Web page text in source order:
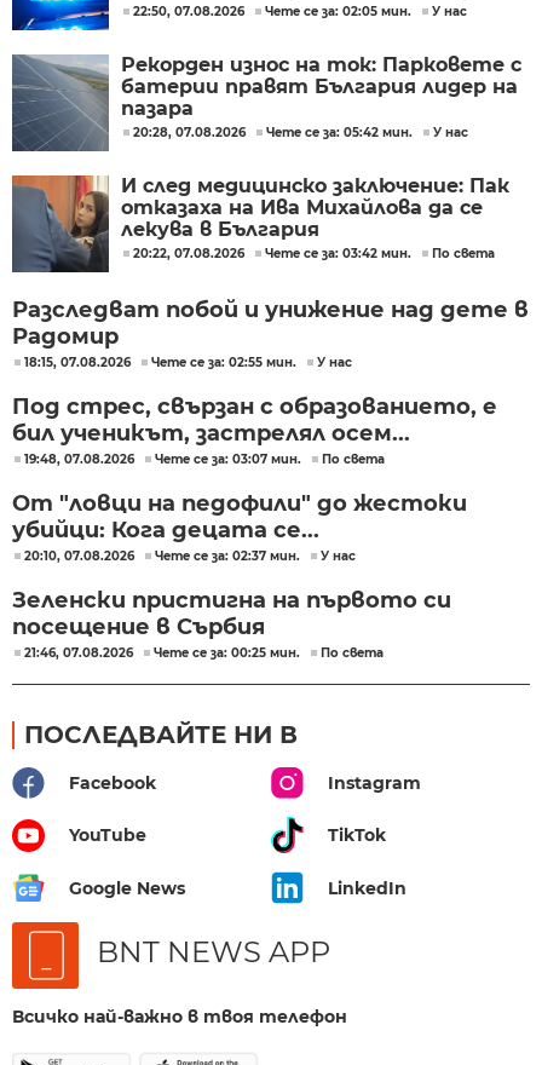
22:50, 07.08.2026 Чете се за: 02:05 мин. У нас
Рекорден износ на ток: Парковете с
батерии правят България лидер на
пазара
20:28, 07.08.2026 Чете се за: 05:42 мин. У нас
И след медицинско заключение: Пак
отказаха на Ива Михайлова да се
лекува в България
20:22, 07.08.2026 Чете се за: 03:42 мин. По света
Разследват побой и унижение над дете в
Радомир
18:15, 07.08.2026 Чете се за: 02:55 мин. У нас
Под стрес, свързан с образованието, е
бил ученикът, застрелял осем...
19:48, 07.08.2026 Чете се за: 03:07 мин. По света
От "ловци на педофили" до жестоки
убийци: Кога децата се...
20:10, 07.08.2026 Чете се за: 02:37 мин. У нас
Зеленски пристигна на първото си
посещение в Сърбия
21:46, 07.08.2026 Чете се за: 00:25 мин. По света
ПОСЛЕДВАЙТЕ НИ В
Facebook Instagram
YouTube TikTok
Google News LinkedIn
BNT NEWS APP
Всичко най-важно в твоя телефон